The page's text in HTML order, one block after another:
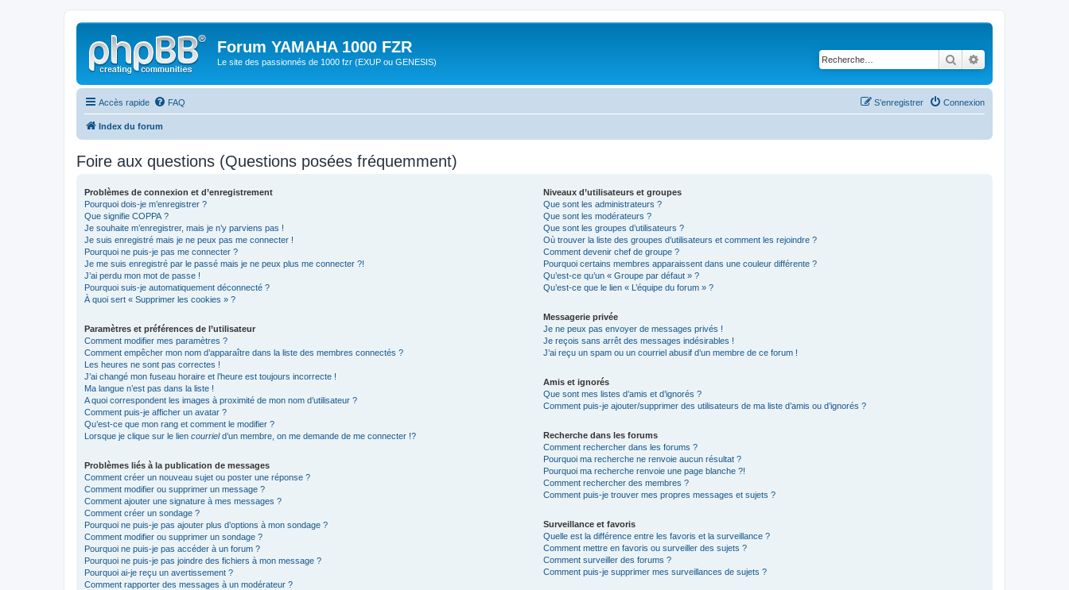
Forum YAMAHA 1000 FZR
Le site des passionnés de 1000 fzr (EXUP ou GENESIS) Rechercher
Accès rapide FAQ Connexion
S’enregistrer
Index du forum
Foire aux questions (Questions posées fréquemment)
Problèmes de connexion et d’enregistrement
Pourquoi dois-je m’enregistrer ?
Que signifie COPPA ?
Je souhaite m’enregistrer, mais je n’y parviens pas !
Je suis enregistré mais je ne peux pas me connecter !
Pourquoi ne puis-je pas me connecter ?
Je me suis enregistré par le passé mais je ne peux plus me connecter ?!
J’ai perdu mon mot de passe !
Pourquoi suis-je automatiquement déconnecté ?
À quoi sert « Supprimer les cookies » ?
Paramètres et préférences de l’utilisateur
Comment modifier mes paramètres ?
Comment empêcher mon nom d’apparaître dans la liste des membres connectés ?
Les heures ne sont pas correctes !
J’ai changé mon fuseau horaire et l’heure est toujours incorrecte !
Ma langue n’est pas dans la liste !
A quoi correspondent les images à proximité de mon nom d’utilisateur ?
Comment puis-je afficher un avatar ?
Qu’est-ce que mon rang et comment le modifier ?
Lorsque je clique sur le lien courrield’un membre, on me demande de me connecter !?
Problèmes liés à la publication de messages
Comment créer un nouveau sujet ou poster une réponse ?
Comment modifier ou supprimer un message ?
Comment ajouter une signature à mes messages ?
Comment créer un sondage ?
Pourquoi ne puis-je pas ajouter plus d’options à mon sondage ?
Comment modifier ou supprimer un sondage ?
Pourquoi ne puis-je pas accéder à un forum ?
Pourquoi ne puis-je pas joindre des fichiers à mon message ?
Pourquoi ai-je reçu un avertissement ?
Comment rapporter des messages à un modérateur ?
Niveaux d’utilisateurs et groupes
Que sont les administrateurs ?
Que sont les modérateurs ?
Que sont les groupes d’utilisateurs ?
Où trouver la liste des groupes d’utilisateurs et comment les rejoindre ?
Comment devenir chef de groupe ?
Pourquoi certains membres apparaissent dans une couleur différente ?
Qu’est-ce qu’un « Groupe par défaut » ?
Qu’est-ce que le lien « L’équipe du forum » ?
Messagerie privée
Je ne peux pas envoyer de messages privés !
Je reçois sans arrêt des messages indésirables !
J’ai reçu un spam ou un courriel abusif d’un membre de ce forum !
Amis et ignorés
Que sont mes listes d’amis et d’ignorés ?
Comment puis-je ajouter/supprimer des utilisateurs de ma liste d’amis ou d’ignorés ?
Recherche dans les forums
Comment rechercher dans les forums ?
Pourquoi ma recherche ne renvoie aucun résultat ?
Pourquoi ma recherche renvoie une page blanche ?!
Comment rechercher des membres ?
Comment puis-je trouver mes propres messages et sujets ?
Surveillance et favoris
Quelle est la différence entre les favoris et la surveillance ?
Comment mettre en favoris ou surveiller des sujets ?
Comment surveiller des forums ?
Comment puis-je supprimer mes surveillances de sujets ?